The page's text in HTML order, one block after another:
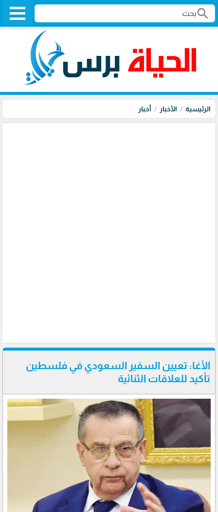
search
الرئيسية الأخبار أخبار
الأغا: تعيين السفير السعودي في فلسطين
تأكيد للعلاقات الثنائية